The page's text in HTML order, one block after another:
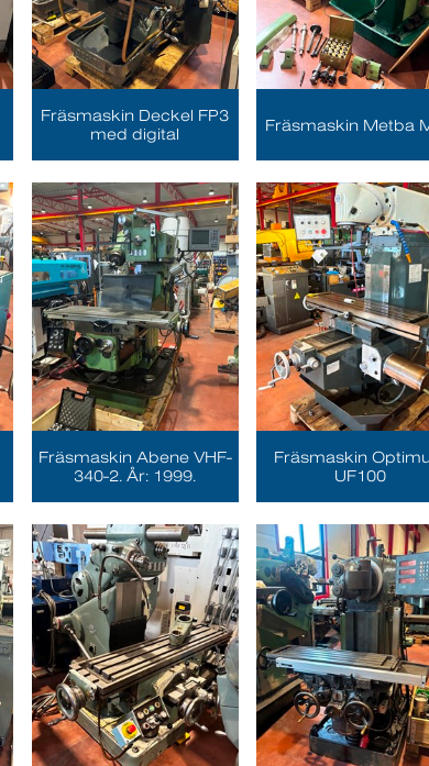
Fräsmaskin Deckel FP3
med digital
Fräsmaskin Metba
Fräsmaskin Abene VHF-
340-2. År: 1999.
Fräsmaskin
UF100